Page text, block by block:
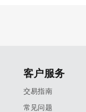
客户服务
交易指南
常见问题